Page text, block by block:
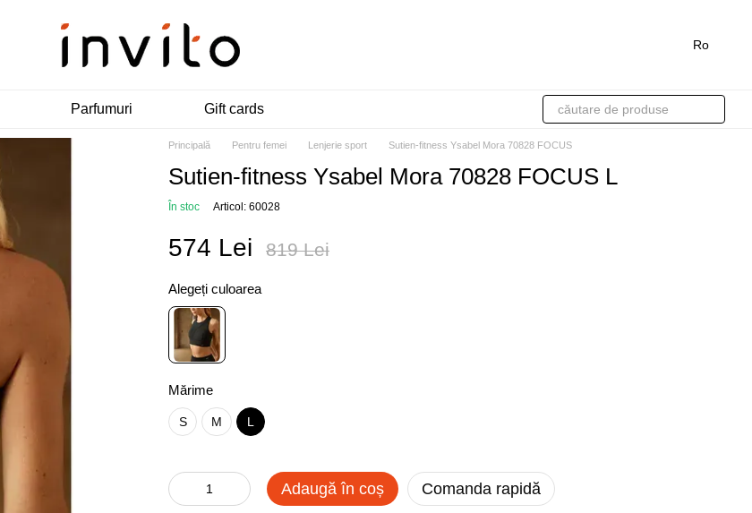
Ro
Parfumuri Gift cards
Principală Pentru femei Lenjerie sport Sutien-fitness Ysabel Mora 70828 FOCUS
Sutien-fitness Ysabel Mora 70828 FOCUS L
În stoc Articol: 60028
574 Lei 819 Lei
Alegeți culoarea
Mărime
S M L
Adaugă în coș Comanda rapidă